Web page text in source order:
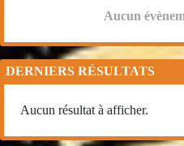
Aucun
DERNIERS RÉSULTATS
Aucun résultat à afficher.